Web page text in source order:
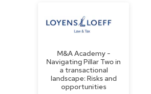
M&A Academy -
Navigating Pillar Two in
a transactional
landscape: Risks and
opportunities